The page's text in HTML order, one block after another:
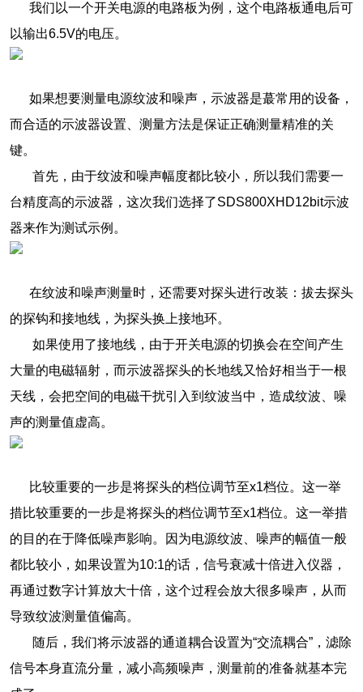
我们以一个开关电源的电路板为例，这个电路板通电后可
以输出6.5V的电压。
如果想要测量电源纹波和噪声，示波器是蕞常用的设备，
而合适的示波器设置、测量方法是保证正确测量精准的关
键。
首先，由于纹波和噪声幅度都比较小，所以我们需要一
台精度高的示波器，这次我们选择了SDS800XHD12bit示波
器来作为测试示例。
在纹波和噪声测量时，还需要对探头进行改装：拔去探头
的探钩和接地线，为探头换上接地环。
如果使用了接地线，由于开关电源的切换会在空间产生
大量的电磁辐射，而示波器探头的长地线又恰好相当于一根
天线，会把空间的电磁干扰引入到纹波当中，造成纹波、噪
声的测量值虚高。
比较重要的一步是将探头的档位调节至x1档位。这一举
措比较重要的一步是将探头的档位调节至x1档位。这一举措
的目的在于降低噪声影响。因为电源纹波、噪声的幅值一般
都比较小，如果设置为10:1的话，信号衰减十倍进入仪器，
再通过数字计算放大十倍，这个过程会放大很多噪声，从而
导致纹波测量值偏高。
随后，我们将示波器的通道耦合设置为“交流耦合”，滤除
信号本身直流分量，减小高频噪声，测量前的准备就基本完